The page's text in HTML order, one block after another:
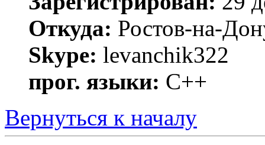
Откуда: Ростов-на-
Skype: levanchik322
прог. языки: С++
Вернуться к началу